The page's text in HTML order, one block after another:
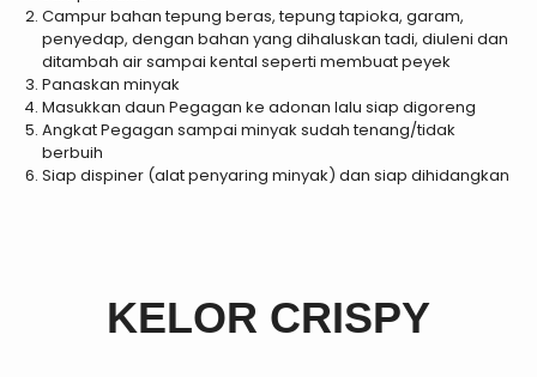
Campur bahan tepung beras, tepung tapioka, garam,
penyedap, dengan bahan yang dihaluskan tadi, diuleni dan
ditambah air sampai kental seperti membuat peyek
Panaskan minyak
Masukkan daun Pegagan ke adonan lalu siap digoreng
Angkat Pegagan sampai minyak sudah tenang/tidak
berbuih
Siap dispiner (alat penyaring minyak) dan siap dihidangkan
KELOR CRISPY